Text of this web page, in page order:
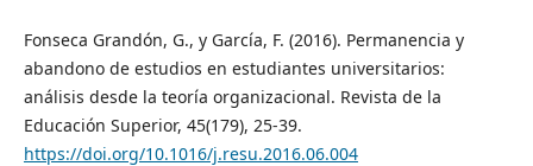
Fonseca Grandón, G., y García, F. (2016). Permanencia y
abandono de estudios en estudiantes universitarios:
análisis desde la teoría organizacional. Revista de la
Educación Superior, 45(179), 25-39.
https://doi.org/10.1016/j.resu.2016.06.004